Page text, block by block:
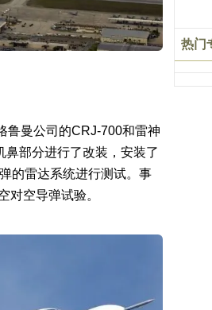
鲁曼公司的CRJ-700和雷神
部分进行了改装，安装了
的雷达系统进行测试。事
对空导弹试验。
热门